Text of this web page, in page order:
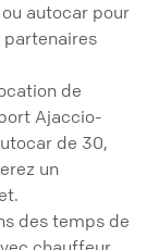
autocar pour
partenaires
de
Ajaccio-
de 30,
un
des temps de